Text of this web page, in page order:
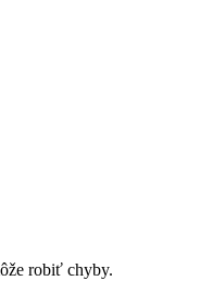
robiť chyby.